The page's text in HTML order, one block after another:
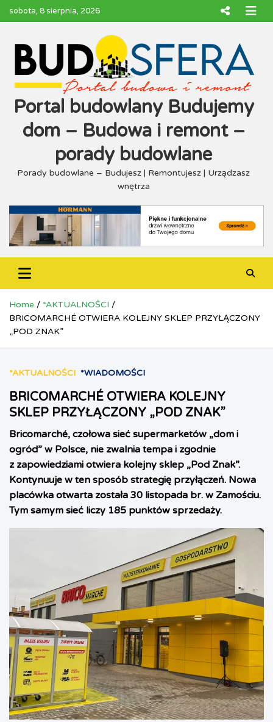
sobota, 8 sierpnia, 2026
Portal budowlany Budujemy
dom – Budowa i remont –
porady budowlane
Porady budowlane – Budujesz | Remontujesz | Urządzasz
wnętrza
Home
*AKTUALNOŚCI
BRICOMARCHÉ OTWIERA KOLEJNY SKLEP PRZYŁĄCZONY
„POD ZNAK”
*AKTUALNOŚCI *WIADOMOŚCI
BRICOMARCHÉ OTWIERA KOLEJNY
SKLEP PRZYŁĄCZONY „POD ZNAK”
Bricomarché, czołowa sieć supermarketów „dom i
ogród” w Polsce, nie zwalnia tempa i zgodnie
z zapowiedziami otwiera kolejny sklep „Pod Znak”.
Kontynuuje w ten sposób strategię przyłączeń. Nowa
placówka otwarta została 30 listopada br. w Zamościu.
Tym samym sieć liczy 185 punktów sprzedaży.